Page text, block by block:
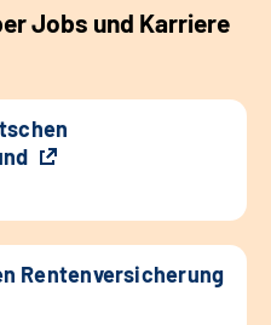
Jobs und Karriere
Rentenversicherung